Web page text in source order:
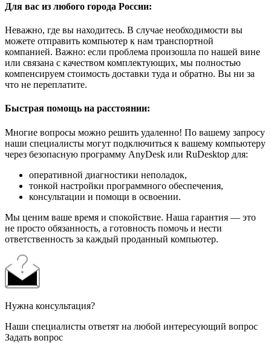
Для вас из любого города России:
Неважно, где вы находитесь. В случае необходимости вы
можете отправить компьютер к нам транспортной
компанией. Важно: если проблема произошла по нашей вине
или связана с качеством комплектующих, мы полностью
компенсируем стоимость доставки туда и обратно. Вы ни за
что не переплатите.
Быстрая помощь на расстоянии:
Многие вопросы можно решить удаленно! По вашему запросу
наши специалисты могут подключиться к вашему компьютеру
через безопасную программу AnyDesk или RuDesktop для:
оперативной диагностики неполадок,
тонкой настройки программного обеспечения,
консультации и помощи в освоении.
Мы ценим ваше время и спокойствие. Наша гарантия — это
не просто обязанность, а готовность помочь и нести
ответственность за каждый проданный компьютер.
Нужна консультация?
Наши специалисты ответят на любой интересующий вопрос
Задать вопрос